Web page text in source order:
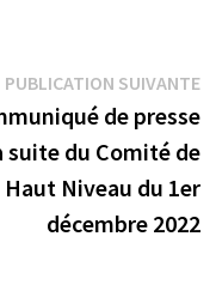
:
PUBLICATION SUIVANTE
de presse
suite du Comité de
Haut Niveau du 1er
décembre 2022